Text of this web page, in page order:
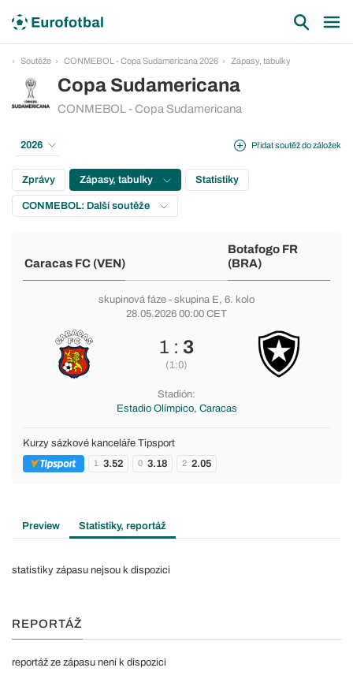
Soutěže CONMEBOL - Copa Sudamericana 2026 Zápasy, tabulky
Copa Sudamericana
CONMEBOL - Copa Sudamericana
Přidat soutěž do záložek
2026
Zprávy Zápasy, tabulky Statistiky
CONMEBOL: Další soutěže
Caracas FC (VEN)
Botafogo FR
(BRA)
skupinová fáze - skupina E, 6. kolo
28.05.2026 00:00 CET
1 : 3
(1:0)
Stadión:
Estadio Olímpico, Caracas
Kurzy sázkové kanceláře Tipsport
1 3.52 0 3.18 2 2.05
Preview Statistiky, reportáž
statistiky zápasu nejsou k dispozici
REPORTÁŽ
reportáž ze zápasu není k dispozici